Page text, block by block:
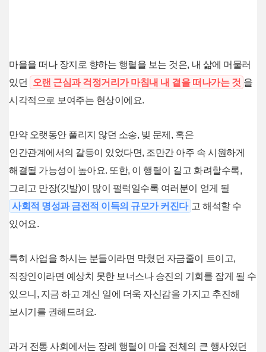
마을을 떠나 장지로 향하는 행렬을 보는 것은, 내 삶에 머물러
있던
오랜 근심과 걱정거리가 마침내 내 곁을 떠나가는 것 을
시각적으로 보여주는 현상이에요.
만약 오랫동안 풀리지 않던 소송, 빚 문제, 혹은
인간관계에서의 갈등이 있었다면, 조만간 아주 속 시원하게
해결될 가능성이 높아요. 또한, 이 행렬이 길고 화려할수록,
그리고 만장(깃발)이 많이 펄럭일수록 여러분이 얻게 될
사회적 명성과 금전적 이득의 규모가 커진다 고 해석할 수
있어요.
특히 사업을 하시는 분들이라면 막혔던 자금줄이 트이고,
직장인이라면 예상치 못한 보너스나 승진의 기회를 잡게 될 수
있으니, 지금 하고 계신 일에 더욱 자신감을 가지고 추진해
보시기를 권해드려요.
과거 전통 사회에서는 장례 행렬이 마을 전체의 큰 행사였던